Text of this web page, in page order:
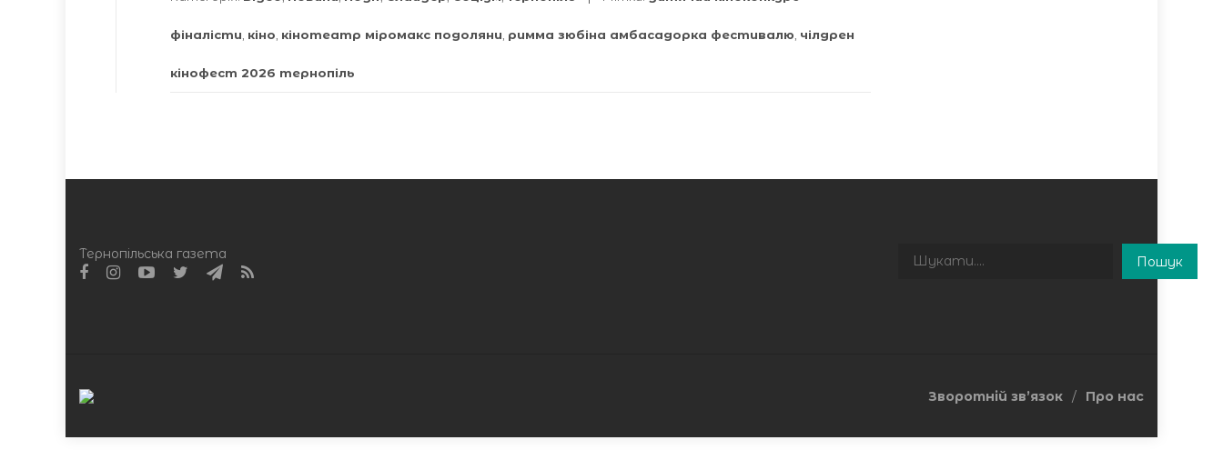
фіналісти кіно кінотеатр міромакс подоляни римма зюбіна амбасадорка фестивалю чілдрен
кінофест 2026 тернопіль
Тернопільська газета Пошук
Пошук
Зворотній зв’язок Про нас